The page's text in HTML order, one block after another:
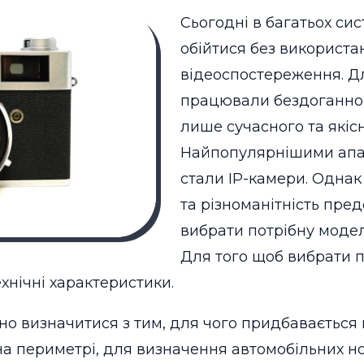
Сьогодні в багатьох
обійтися без
відеоспостереження.
працювали
лише сучасного та
Найпопулярнішими
стали IP-камери.
та різноманітність
вибрати потрібну
Для того щоб вибрати
характеристики.
визначитися з тим, для чого
периметрі, для визначення автомобільних